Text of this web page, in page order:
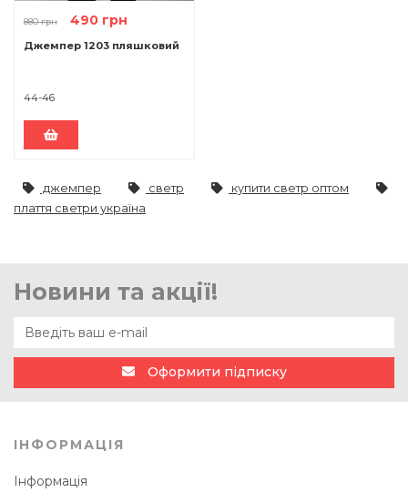
880 грн 490 грн
Джемпер 1203 пляшковий
44-46
джемпер светр
купити светр оптом
плаття светри україна
Новини та акції!
Оформити підписку
ІНФОРМАЦІЯ
Інформація